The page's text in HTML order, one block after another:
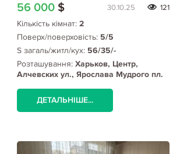
56 000 $ 30.10.25 121
Кількість кімнат: 2
Поверх/поверховість: 5/5
S загаль/житл/кух: 56/35/-
Розташування: Харьков, Центр,
Алчевских ул., Ярослава Мудрого пл.
ДЕТАЛЬНІШЕ...